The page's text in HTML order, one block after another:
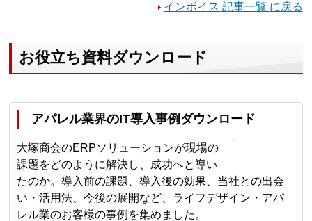
インボイス 記事一覧 に戻る
お役立ち資料ダウンロード
アパレル業界のIT導入事例ダウンロード
大塚商会のERPソリューションが現場の
課題をどのように解決し、成功へと導い
たのか。導入前の課題、導入後の効果、当社との出会
い・活用法、今後の展開など、ライフデザイン・アパ
レル業のお客様の事例を集めました。